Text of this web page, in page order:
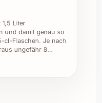
Ausdruck
Stil, mit dem Sie
Teams
können.
Liter
und damit genau so
cl-Flaschen. Je nach
ungefähr 8…